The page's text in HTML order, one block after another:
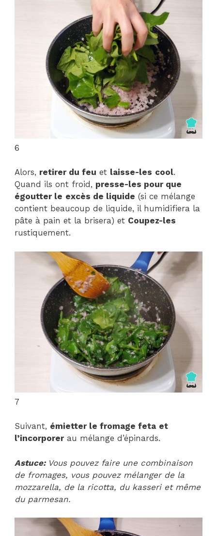
6
Alors, retirer du feu et laisse-les cool.
Quand ils ont froid, presse-les pour que
égoutter le excès de liquide (si ce mélange
contient beaucoup de liquide, il humidifiera la
pâte à pain et la brisera) et Coupez-les
rustiquement.
7
Suivant, émietter le fromage feta et
l’incorporerau mélange d’épinards.
Astuce:Vous pouvez faire une combinaison
de fromages, vous pouvez mélanger de la
mozzarella, de la ricotta, du kasseri et même
du parmesan.